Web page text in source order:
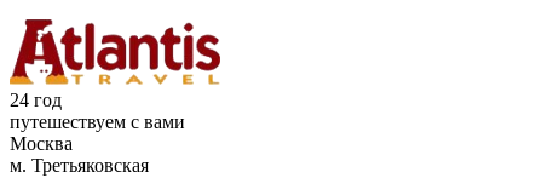
24 год
путешествуем с вами
Москва
м. Третьяковская